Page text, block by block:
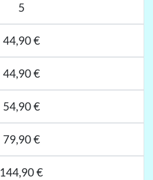
5
44,90 €
44,90 €
54,90 €
79,90 €
144,90 €